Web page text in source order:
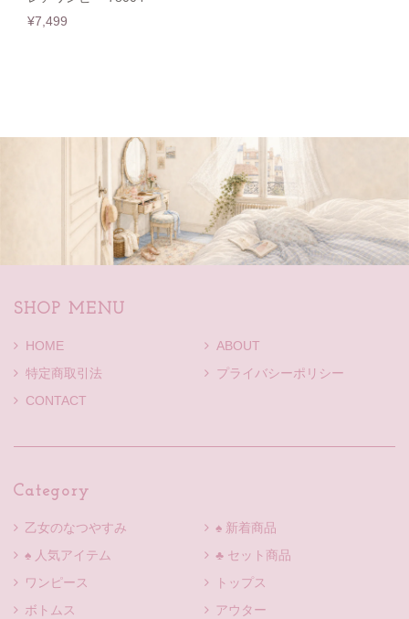
¥7,499
SHOP MENU
HOME
ABOUT
特定商取引法
プライバシーポリシー
CONTACT
Category
乙女のなつやすみ
♠ 新着商品
♠ 人気アイテム
♣ セット商品
ワンピース
トップス
ボトムス
アウター